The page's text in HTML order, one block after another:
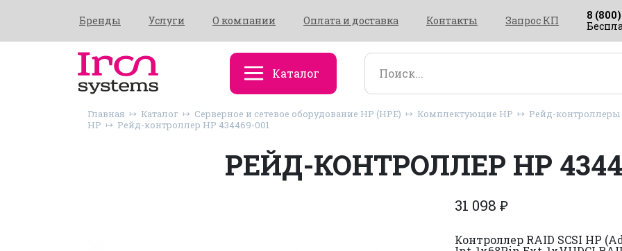
Бренды Услуги О компании Оплата и доставка Контакты Запрос КП
8
Каталог
Главная Каталог Серверное и сетевое оборудование HP (HPE) Комплектующие HP
Рейд-контроллеры
HP
Рейд-контроллер HP 434469-001
РЕЙД-КОНТРОЛЛЕР HP
31 098 ₽
Контроллер RAID SCSI HP